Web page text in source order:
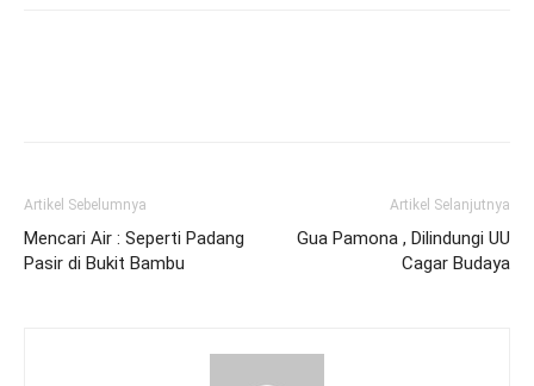
Artikel Sebelumnya
Mencari Air : Seperti Padang
Pasir di Bukit Bambu
Artikel Selanjutnya
Gua Pamona , Dilindungi UU
Cagar Budaya